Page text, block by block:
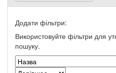
Додати фільтри:
Використовуйте фільтри для
пошуку.